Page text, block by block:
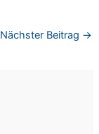
Nächster Beitrag →